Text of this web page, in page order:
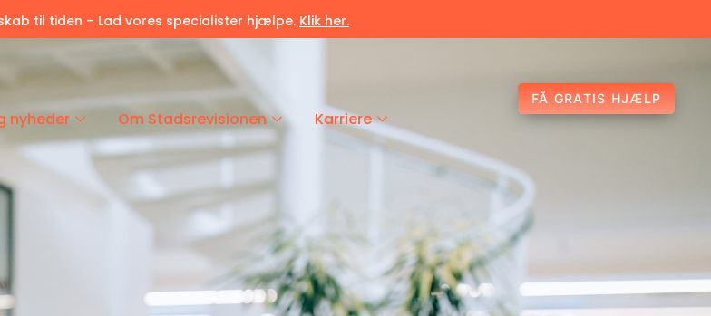
til tiden – Lad vores specialister hjælpe. Klik her.
nyheder Om Stadsrevisionen Karriere
FÅ GRATIS HJÆLP